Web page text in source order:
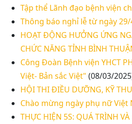
Tập thể Lãnh đạo bệnh viện
Thông báo nghỉ lễ từ ngày
HOẠT ĐỘNG HƯỞNG ỨNG
CHỨC NĂNG TỈNH BÌNH
Công Đoàn Bệnh viện YHCT
Việt- Bản sắc Việt" (08/03/
HỘI THI ĐIỀU DƯỠNG, KỸ
Chào mừng ngày phụ nữ Việt
THỰC HIỆN 5S: QUÁ TRÌNH